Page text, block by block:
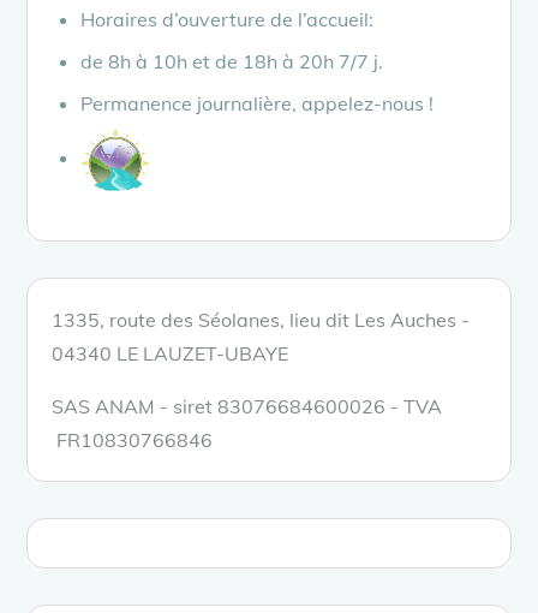
Horaires d’ouverture de l’accueil:
de 8h à 10h et de 18h à 20h 7/7 j.
Permanence journalière, appelez-nous !
1335, route des Séolanes, lieu dit Les Auches -
04340 LE LAUZET-UBAYE
SAS ANAM - siret 83076684600026 - TVA
FR10830766846